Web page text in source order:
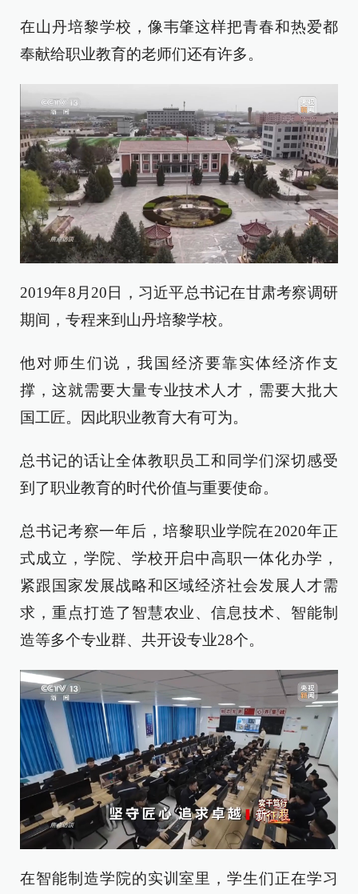
在山丹培黎学校，像韦肇这样把青春和热爱都
奉献给职业教育的老师们还有许多。
2019年8月20日，习近平总书记在甘肃考察调研
期间，专程来到山丹培黎学校。
他对师生们说，我国经济要靠实体经济作支
撑，这就需要大量专业技术人才，需要大批大
国工匠。因此职业教育大有可为。
总书记的话让全体教职员工和同学们深切感受
到了职业教育的时代价值与重要使命。
总书记考察一年后，培黎职业学院在2020年正
式成立，学院、学校开启中高职一体化办学，
紧跟国家发展战略和区域经济社会发展人才需
求，重点打造了智慧农业、信息技术、智能制
造等多个专业群、共开设专业28个。
在智能制造学院的实训室里，学生们正在学习